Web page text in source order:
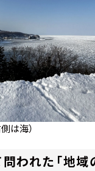
は海）
われた「地域